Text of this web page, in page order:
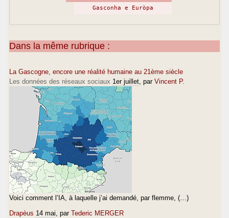
Gasconha e Euròpa
Dans la même rubrique :
La Gascogne, encore une réalité humaine au 21ème siècle
Les données des réseaux sociaux 1er juillet , par Vincent P.
Voici comment l’IA, à laquelle j’ai demandé, par flemme, (…)
Drapèus 14 mai , par Tederic MERGER